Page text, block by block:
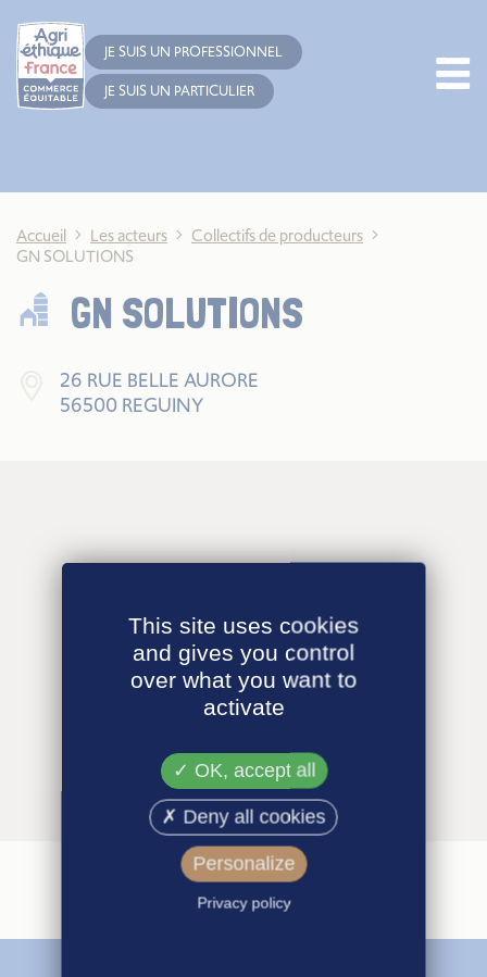
JE SUIS UN PROFESSIONNEL
JE SUIS UN PARTICULIER
Accueil Les acteurs
Collectifs de producteurs
GN SOLUTIONS
GN SOLUTIONS
26 RUE BELLE AURORE
56500 REGUINY
This site uses cookies
and gives you control
over what you want to
activate
OK, accept all
Deny all cookies
Personalize
Privacy policy